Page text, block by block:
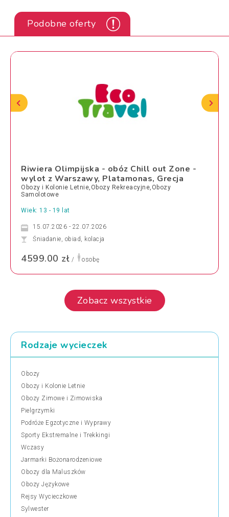
Podobne oferty
Riwiera Olimpijska - obóz Chill out Zone -
wylot z Warszawy, Platamonas, Grecja
Obozy i Kolonie Letnie,Obozy Rekreacyjne,Obozy
Samolotowe
Wiek: 13 - 19 lat
15.07.2026 - 22.07.2026
Śniadanie, obiad, kolacja
4599.00 zł / osobę
Zobacz wszystkie
Rodzaje wycieczek
Obozy
Obozy i Kolonie Letnie
Obozy Zimowe i Zimowiska
Pielgrzymki
Podróże Egzotyczne i Wyprawy
Sporty Ekstremalne i Trekkingi
Wczasy
Jarmarki Bożonarodzeniowe
Obozy dla Maluszków
Obozy Językowe
Rejsy Wycieczkowe
Sylwester